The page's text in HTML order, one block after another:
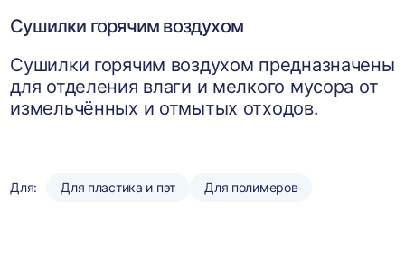
Сушилки горячим воздухом
Сушилки горячим воздухом предназначены
для отделения влаги и мелкого мусора от
измельчённых и отмытых отходов.
Для: Для пластика и пэт Для полимеров